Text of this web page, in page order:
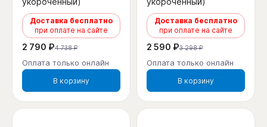
Доставка бесплатно
при оплате на сайте
2 790 ₽4 738 ₽
Оплата только онлайн
В корзину
Доставка бесплатно
при оплате на сайте
2 590 ₽3 298 ₽
Оплата только онлайн
В корзину